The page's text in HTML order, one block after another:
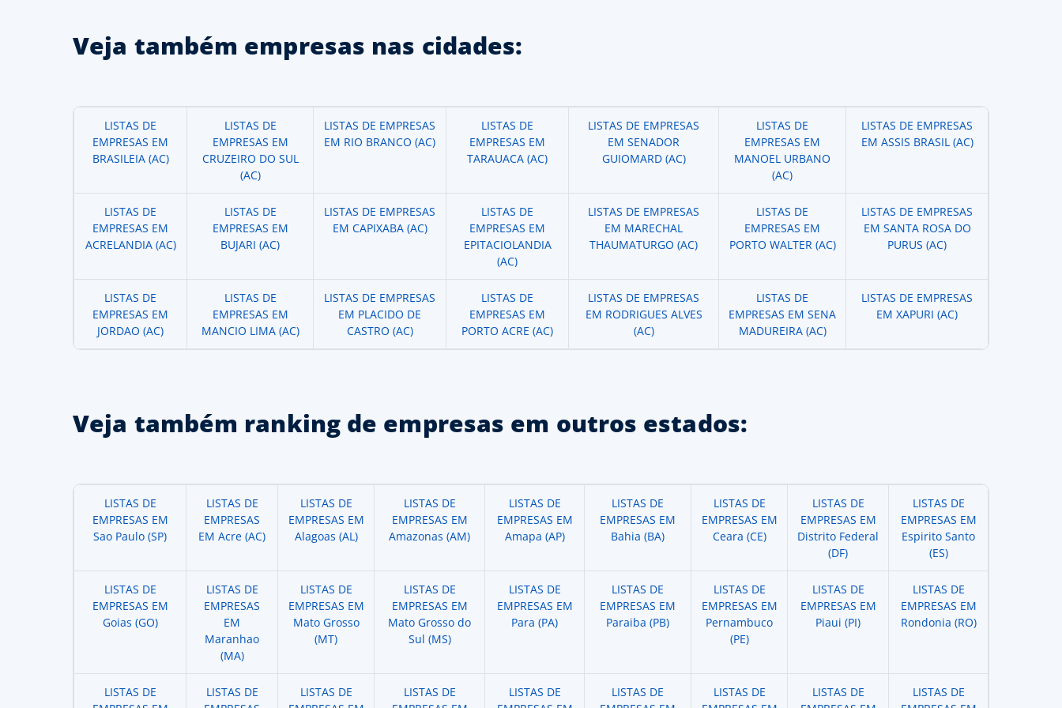
Veja também empresas nas cidades:
LISTAS DE
EMPRESAS EM
BRASILEIA (AC)
LISTAS DE
EMPRESAS EM
CRUZEIRO DO SUL
(AC)
LISTAS DE EMPRESAS
EM RIO BRANCO (AC)
LISTAS DE
EMPRESAS EM
TARAUACA (AC)
LISTAS DE EMPRESAS
EM SENADOR
GUIOMARD (AC)
LISTAS DE
EMPRESAS EM
MANOEL URBANO
(AC)
LISTAS DE EMPRESAS
EM ASSIS BRASIL (AC)
LISTAS DE
EMPRESAS EM
ACRELANDIA (AC)
LISTAS DE
EMPRESAS EM
BUJARI (AC)
LISTAS DE EMPRESAS
EM CAPIXABA (AC)
LISTAS DE
EMPRESAS EM
EPITACIOLANDIA
(AC)
LISTAS DE EMPRESAS
EM MARECHAL
THAUMATURGO (AC)
LISTAS DE
EMPRESAS EM
PORTO WALTER (AC)
LISTAS DE EMPRESAS
EM SANTA ROSA DO
PURUS (AC)
LISTAS DE
EMPRESAS EM
JORDAO (AC)
LISTAS DE
EMPRESAS EM
MANCIO LIMA (AC)
LISTAS DE EMPRESAS
EM PLACIDO DE
CASTRO (AC)
LISTAS DE
EMPRESAS EM
PORTO ACRE (AC)
LISTAS DE EMPRESAS
EM RODRIGUES ALVES
(AC)
LISTAS DE
EMPRESAS EM SENA
MADUREIRA (AC)
LISTAS DE EMPRESAS
EM XAPURI (AC)
Veja também ranking de empresas em outros estados:
LISTAS DE
EMPRESAS EM
Sao Paulo (SP)
LISTAS DE
EMPRESAS
EM Acre (AC)
LISTAS DE
EMPRESAS EM
Alagoas (AL)
LISTAS DE
EMPRESAS EM
Amazonas (AM)
LISTAS DE
EMPRESAS EM
Amapa (AP)
LISTAS DE
EMPRESAS EM
Bahia (BA)
LISTAS DE
EMPRESAS EM
Ceara (CE)
LISTAS DE
EMPRESAS EM
Distrito Federal
(DF)
LISTAS DE
EMPRESAS EM
Espirito Santo
(ES)
LISTAS DE
EMPRESAS EM
Goias (GO)
LISTAS DE
EMPRESAS
EM
Maranhao
(MA)
LISTAS DE
EMPRESAS EM
Mato Grosso
(MT)
LISTAS DE
EMPRESAS EM
Mato Grosso do
Sul (MS)
LISTAS DE
EMPRESAS EM
Para (PA)
LISTAS DE
EMPRESAS EM
Paraiba (PB)
LISTAS DE
EMPRESAS EM
Pernambuco
(PE)
LISTAS DE
EMPRESAS EM
Piaui (PI)
LISTAS DE
EMPRESAS EM
Rondonia (RO)
LISTAS DE
LISTAS DE
LISTAS DE
LISTAS DE
LISTAS DE
LISTAS DE
LISTAS DE
LISTAS DE
LISTAS DE